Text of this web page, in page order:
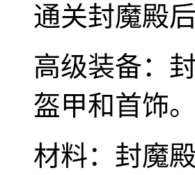
通关封魔殿
高级装备：
盔甲和首饰。
材料：封魔